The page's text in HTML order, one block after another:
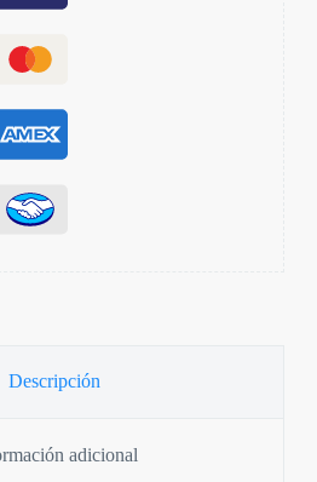
Descripción
adicional